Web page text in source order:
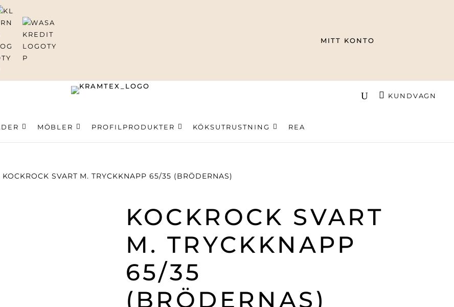
MITT KONTO
KUNDVAGN
MÖBLER PROFILPRODUKTER KÖKSUTRUSTNING REA
KOCKROCK SVART M. TRYCKKNAPP 65/35 (BRÖDERNAS)
KOCKROCK SVART
M. TRYCKKNAPP
65/35
(BRÖDERNAS)